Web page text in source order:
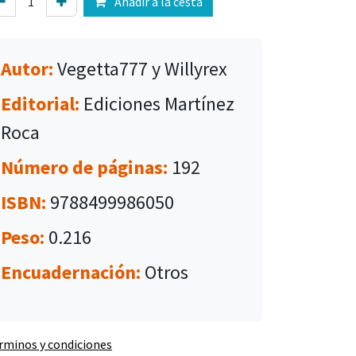
Autor:Vegetta777 y Willyrex
Editorial: Ediciones Martínez
Roca
Número de páginas: 192
ISBN: 9788499986050
Peso: 0.216
Encuadernación: Otros
y condiciones